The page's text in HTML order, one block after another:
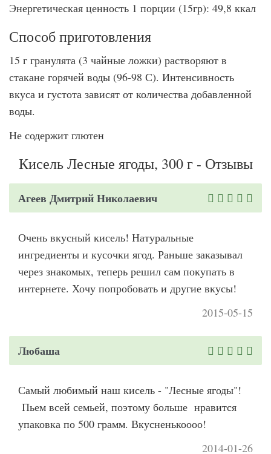
Энергетическая ценность 1 порции (15гр): 49,8 ккал
Способ приготовления
15 г гранулята (3 чайные ложки) растворяют в
стакане горячей воды (96-98 С). Интенсивность
вкуса и густота зависят от количества добавленной
воды.
Не содержит глютен
Кисель Лесные ягоды, 300 г - Отзывы
Агеев Дмитрий Николаевич
Очень вкусный кисель! Натуральные
ингредиенты и кусочки ягод. Раньше заказывал
через знакомых, теперь решил сам покупать в
интернете. Хочу попробовать и другие вкусы!
2015-05-15
Любаша
Самый любимый наш кисель - "Лесные ягоды"!
Пьем всей семьей, поэтому больше нравится
упаковка по 500 грамм. Вкусненькоооо!
2014-01-26